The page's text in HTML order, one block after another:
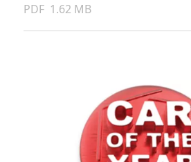
PDF 1.62 MB